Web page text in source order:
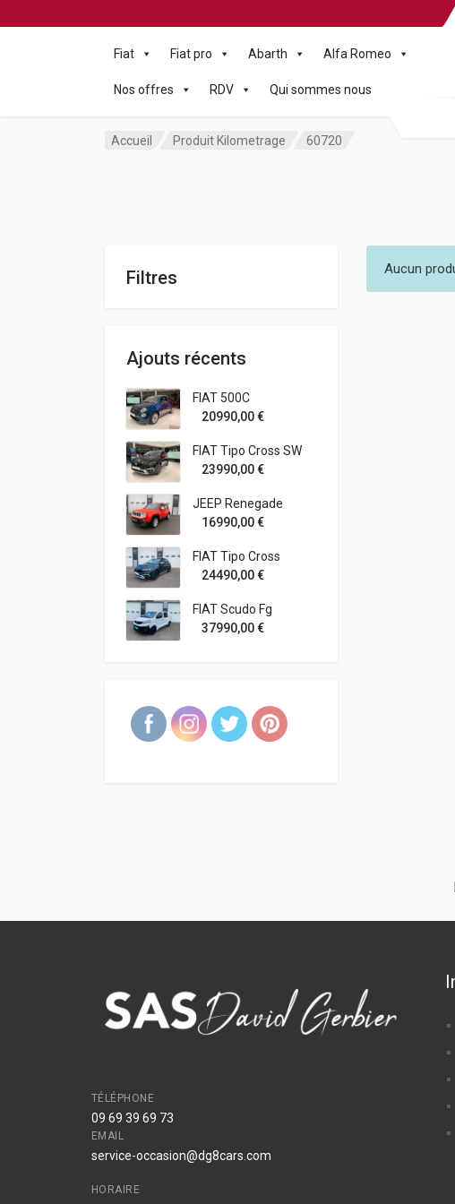
Fiat Fiat pro Abarth Alfa Romeo
Nos offres RDV Qui sommes nous
Accueil Produit Kilometrage 60720
Filtres
Ajouts récents
FIAT 500C
20990,00€
FIAT Tipo Cross SW
23990,00€
JEEP Renegade
16990,00€
FIAT Tipo Cross
24490,00€
FIAT Scudo Fg
37990,00€
Aucun
TÉLÉPHONE
09 69 39 69 73
EMAIL
service-occasion@dg8cars.com
HORAIRE